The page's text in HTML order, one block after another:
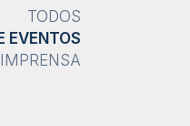
TODOS
EVENTOS